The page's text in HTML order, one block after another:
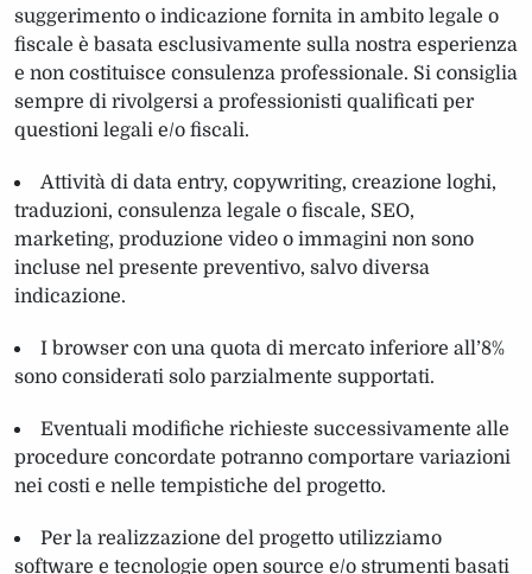
suggerimento o indicazione fornita in ambito legale o
fiscale è basata esclusivamente sulla nostra esperienza
e non costituisce consulenza professionale. Si consiglia
sempre di rivolgersi a professionisti qualificati per
questioni legali e/o fiscali.
Attività di data entry, copywriting, creazione loghi,
traduzioni, consulenza legale o fiscale, SEO,
marketing, produzione video o immagini non sono
incluse nel presente preventivo, salvo diversa
indicazione.
I browser con una quota di mercato inferiore all’8%
sono considerati solo parzialmente supportati.
Eventuali modifiche richieste successivamente alle
procedure concordate potranno comportare variazioni
nei costi e nelle tempistiche del progetto.
Per la realizzazione del progetto utilizziamo
software e tecnologie open source e/o strumenti basati